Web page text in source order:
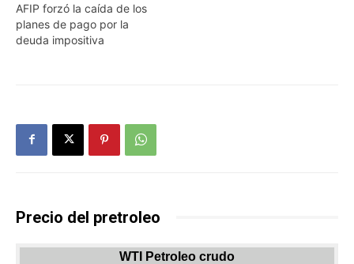
AFIP forzó la caída de los
planes de pago por la
deuda impositiva
Precio del pretroleo
WTI Petroleo crudo